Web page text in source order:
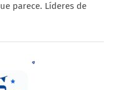
parece. Líderes de